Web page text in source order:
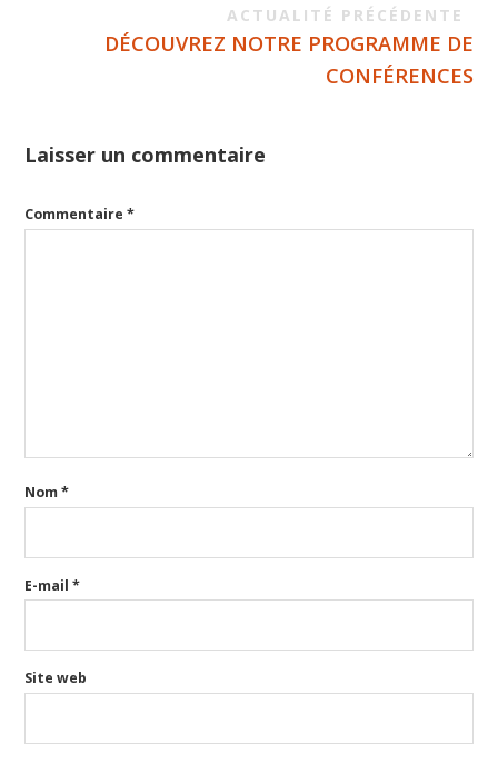
ACTUALITÉ PRÉCÉDENTE
DÉCOUVREZ NOTRE PROGRAMME DE
CONFÉRENCES
Laisser un commentaire
Commentaire*
Nom*
E-mail*
Site web